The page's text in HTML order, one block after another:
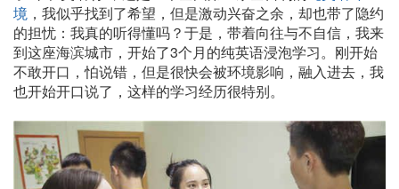
境 ，我似乎找到了希望，但是激动兴奋之余，却也带了隐约
的担忧：我真的听得懂吗？于是，带着向往与不自信，我来
到这座海滨城市，开始了3个月的纯英语浸泡学习。刚开始
不敢开口，怕说错，但是很快会被环境影响，融入进去，我
也开始开口说了，这样的学习经历很特别。